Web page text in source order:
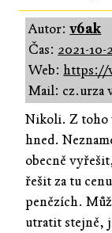
Autor:v6ak
Čas: 2021-10-
Web:https://
Mail: cz.urza
Nikoli. Z toho
hned.
obecně
řešit za tu
penězích.
utratit stejně,